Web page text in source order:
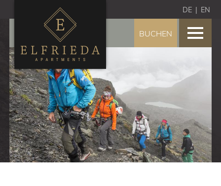
BUCHEN
DE | EN
HOME
Zimmer
Appartements
Frühstück
IHRE GASTGEBER
PREISE